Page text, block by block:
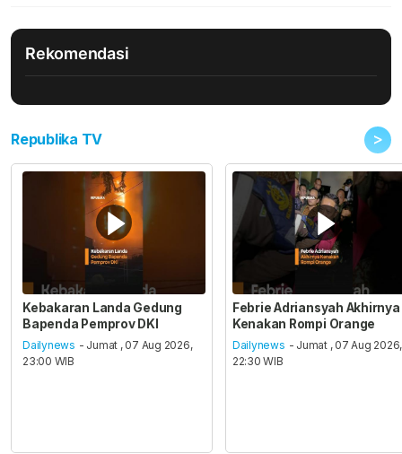
Rekomendasi
Republika TV >
Kebakaran Landa Gedung
Bapenda Pemprov DKI
Dailynews - Jumat , 07 Aug 2026,
23:00 WIB
Febrie Adriansyah Akhirnya
Kenakan Rompi Orange
Dailynews - Jumat , 07 Aug 2026,
22:30 WIB